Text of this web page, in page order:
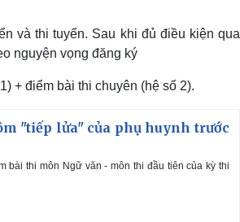
và thi tuyển. Sau khi đủ điều kiện qua
nguyện vọng đăng ký
+ điểm bài thi chuyên (hệ số 2).
"tiếp lửa" của phụ huynh trước
bài thi môn Ngữ văn - môn thi đầu tiên của kỳ thi